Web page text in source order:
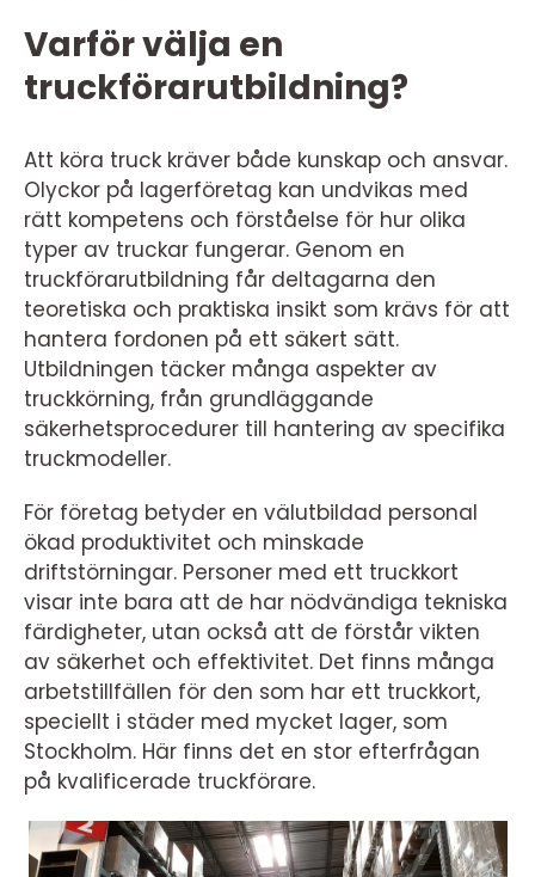
Varför välja en
truckförarutbildning?
Att köra truck kräver både kunskap och ansvar.
Olyckor på lagerföretag kan undvikas med
rätt kompetens och förståelse för hur olika
typer av truckar fungerar. Genom en
truckförarutbildning får deltagarna den
teoretiska och praktiska insikt som krävs för att
hantera fordonen på ett säkert sätt.
Utbildningen täcker många aspekter av
truckkörning, från grundläggande
säkerhetsprocedurer till hantering av specifika
truckmodeller.
För företag betyder en välutbildad personal
ökad produktivitet och minskade
driftstörningar. Personer med ett truckkort
visar inte bara att de har nödvändiga tekniska
färdigheter, utan också att de förstår vikten
av säkerhet och effektivitet. Det finns många
arbetstillfällen för den som har ett truckkort,
speciellt i städer med mycket lager, som
Stockholm. Här finns det en stor efterfrågan
på kvalificerade truckförare.